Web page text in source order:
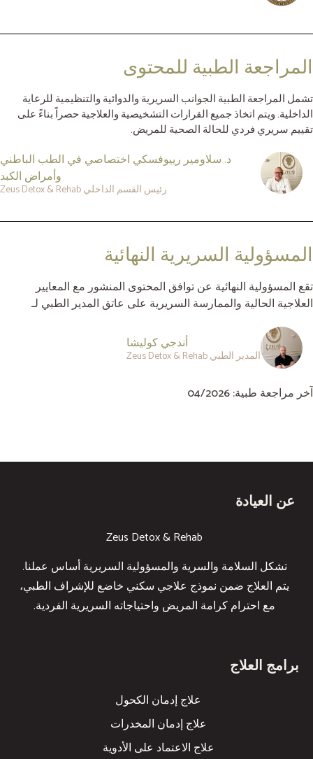
المراجعة الطبية للمحتوى
تشمل المراجعة الطبية الجوانب السريرية والدوائية والتنظيمية للرعاية
الداخلية. ويتم اتخاذ جميع القرارات التشخيصية والعلاجية حصراً بناءً على
تقييم سريري فردي للحالة الصحية للمريض.
د. سلاومير رييوفسكي اختصاصي في الطب الباطني
وأمراض الكبد
رئيس القسم الداخلي Zeus Detox & Rehab
المسؤولية السريرية النهائية
تقع المسؤولية النهائية عن توافق المحتوى المنشور مع المعايير
العلاجية الحالية والممارسة السريرية على عاتق المدير الطبي لـ
أندجي كوليشا
المدير الطبي Zeus Detox & Rehab
آخر مراجعة طبية: 04/2026
عن العيادة
Zeus Detox & Rehab
تشكل السلامة والسرية والمسؤولية السريرية أساس عملنا.
يتم العلاج ضمن نموذج علاجي سكني خاضع للإشراف الطبي،
مع احترام كرامة المريض واحتياجاته السريرية الفردية.
برامج العلاج
علاج إدمان الكحول
علاج إدمان المخدرات
علاج الاعتماد على الأدوية